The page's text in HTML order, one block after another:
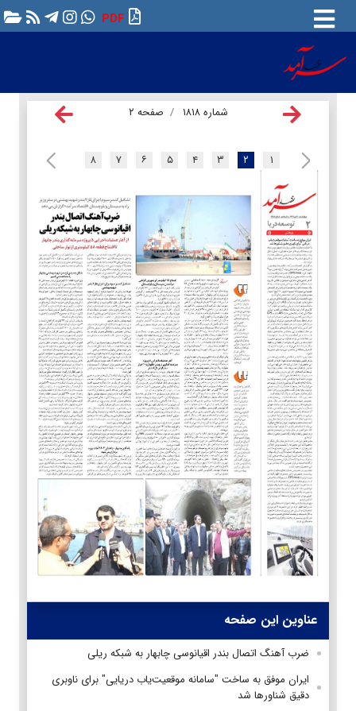
PDF
شماره ۱۸۱۸ صفحه ۲
۱ ۲ ۳ ۴ ۵ ۶ ۷ ۸
عناوین این صفحه
ضرب آهنگ اتصال بندر اقیانوسی چابهار به شبکه ریلی
ایران موفق به ساخت "سامانه موقعیت‌یاب دریایی" برای ناوبری
دقیق شناورها شد